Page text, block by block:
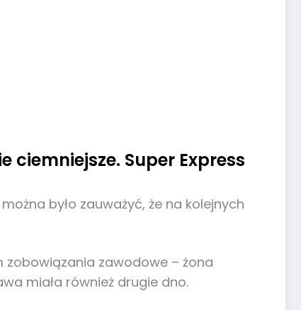
ciemniejsze. Super Express
było zauważyć, że na kolejnych
zobowiązania zawodowe – żona
miała również drugie dno.